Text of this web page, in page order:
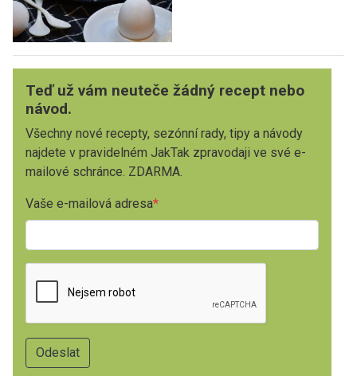
Teď už vám neuteče žádný recept nebo
návod.
Všechny nové recepty, sezónní rady, tipy a návody
najdete v pravidelném JakTak zpravodaji ve své e-
mailové schránce. ZDARMA.
Vaše e-mailová adresa